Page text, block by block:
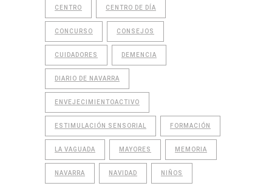
CENTRO CENTRO DE DÍA
CONCURSO CONSEJOS
CUIDADORES DEMENCIA
DIARIO DE NAVARRA
ENVEJECIMIENTOACTIVO
ESTIMULACIÓN SENSORIAL FORMACIÓN
LA VAGUADA MAYORES MEMORIA
NAVARRA NAVIDAD NIÑOS